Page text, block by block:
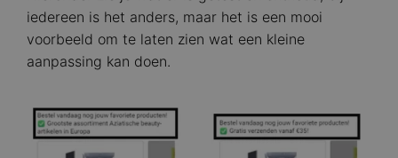
iedereen is het anders, maar het is een mooi
voorbeeld om te laten zien wat een kleine
aanpassing kan doen.
Image